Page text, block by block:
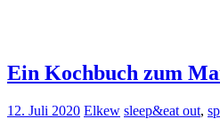
Ein Kochbuch zum
12. Juli 2020 Elkew sleep&eat out,